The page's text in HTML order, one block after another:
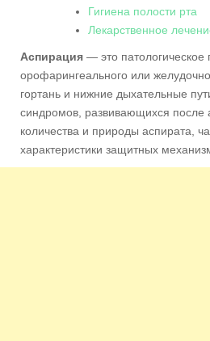
Гигиена полости рта
Лекарственное
Аспирация — это патологическое
орофарингеального или
гортань и нижние дыхательные
синдромов, развивающихся после
количества и природы аспирата,
характеристики защитных